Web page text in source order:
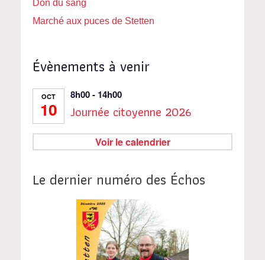
Don du sang
Marché aux puces de Stetten
Évènements à venir
OCT
10
8h00- 14h00
Journée citoyenne 2026
Voir le calendrier
Le dernier numéro des Échos